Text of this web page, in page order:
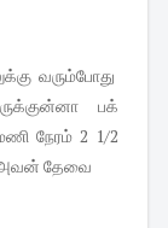
வரும்போது
பக்
நேரம் 2 1/2
அவன் தேவை